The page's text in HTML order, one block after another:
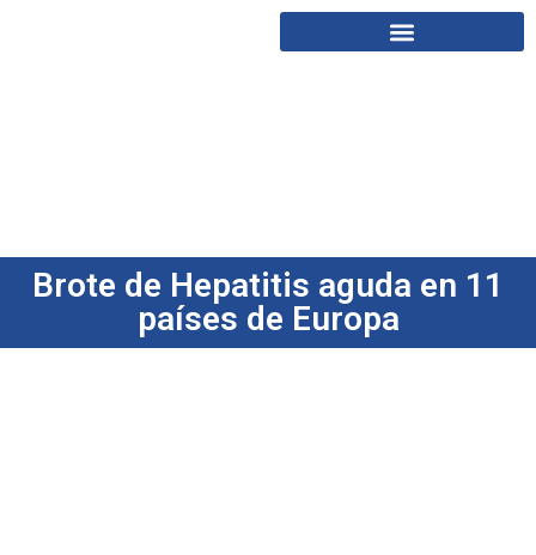
Brote de Hepatitis aguda en 11
países de Europa